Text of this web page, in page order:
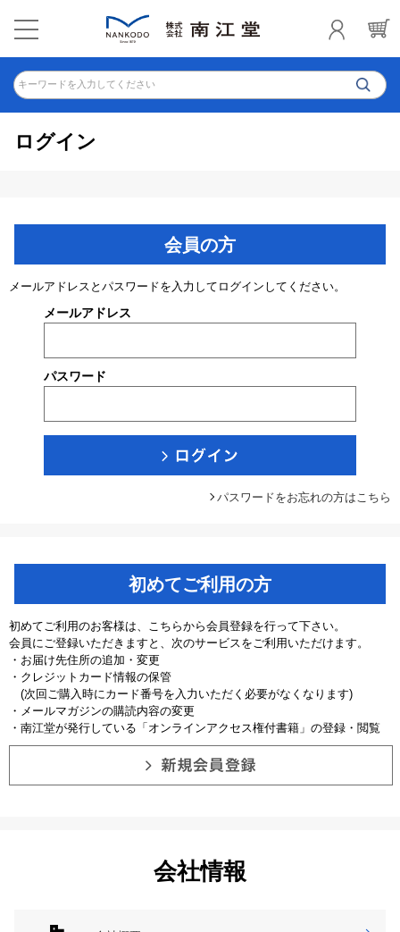
キーワードを入力してください
ログイン
会員の方
メールアドレスとパスワードを入力してログインしてください。
メールアドレス
パスワード
パスワードをお忘れの方はこちら
初めてご利用の方
初めてご利用のお客様は、こちらから会員登録を行って下さい。
会員にご登録いただきますと、次のサービスをご利用いただけます。
・お届け先住所の追加・変更
・クレジットカード情報の保管
(次回ご購入時にカード番号を入力いただく必要がなくなります)
・メールマガジンの購読内容の変更
・南江堂が発行している「オンラインアクセス権付書籍」の登録・閲覧
会社情報